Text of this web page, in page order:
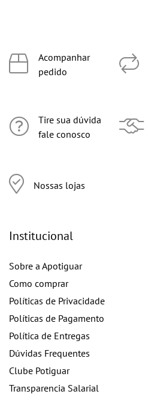
Acompanhar
pedido
Tire sua dúvida
fale conosco
Nossas lojas
Institucional
Sobre a Apotiguar
Como comprar
Políticas de Privacidade
Políticas de Pagamento
Política de Entregas
Dúvidas Frequentes
Clube Potiguar
Transparencia Salarial